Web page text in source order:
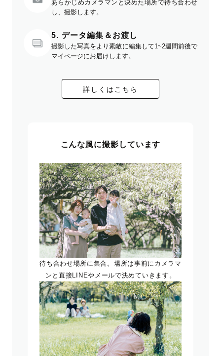
あらかじめカメラマンと決めた場所で待ち合わせ
し、撮影します。
5. データ編集＆お渡し
撮影した写真をより素敵に編集して1~2週間前後で
マイページにお届けします。
詳しくはこちら
こんな風に撮影しています
待ち合わせ場所に集合。場所は事前にカメラマ
ンと直接LINEやメールで決めていきます。